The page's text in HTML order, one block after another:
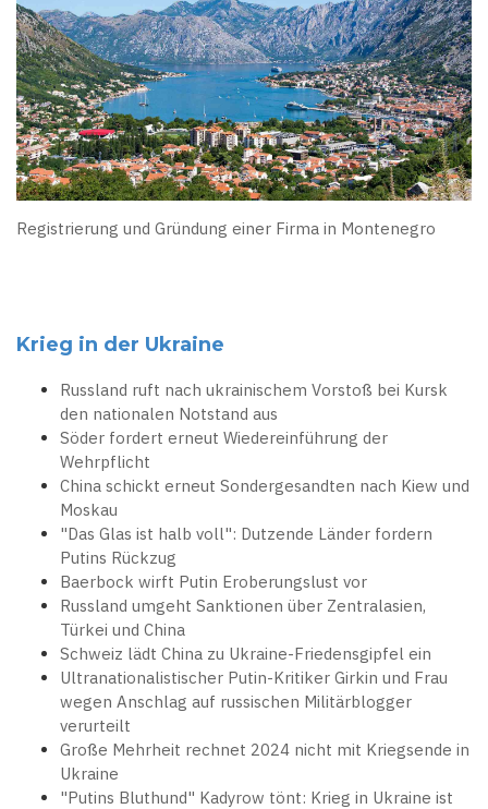
Registrierung und Gründung einer Firma in Montenegro
Krieg in der Ukraine
Russland ruft nach ukrainischem Vorstoß bei Kursk
den nationalen Notstand aus
Söder fordert erneut Wiedereinführung der
Wehrpflicht
China schickt erneut Sondergesandten nach Kiew und
Moskau
"Das Glas ist halb voll": Dutzende Länder fordern
Putins Rückzug
Baerbock wirft Putin Eroberungslust vor
Russland umgeht Sanktionen über Zentralasien,
Türkei und China
Schweiz lädt China zu Ukraine-Friedensgipfel ein
Ultranationalistischer Putin-Kritiker Girkin und Frau
wegen Anschlag auf russischen Militärblogger
verurteilt
Große Mehrheit rechnet 2024 nicht mit Kriegsende in
Ukraine
"Putins Bluthund" Kadyrow tönt: Krieg in Ukraine ist